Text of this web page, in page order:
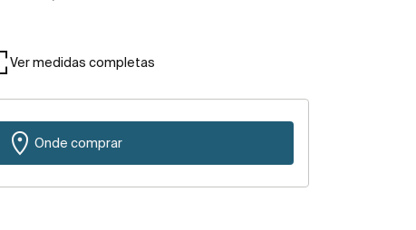
Ver medidas completas
Onde comprar